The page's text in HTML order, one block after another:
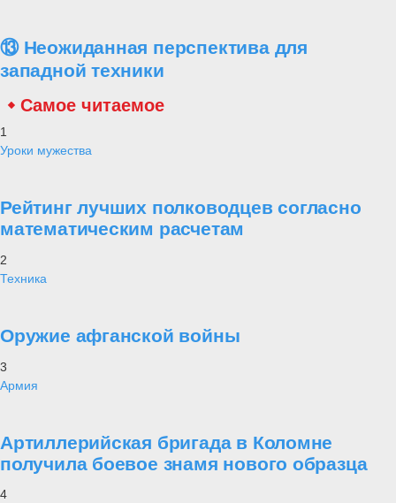
⑬ Неожиданная перспектива для
западной техники
Самое читаемое
1
Уроки мужества
Рейтинг лучших полководцев согласно
математическим расчетам
2
Техника
Оружие афганской войны
3
Армия
Артиллерийская бригада в Коломне
получила боевое знамя нового образца
4